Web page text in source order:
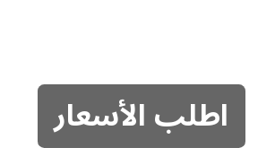
اطلب الأسعار